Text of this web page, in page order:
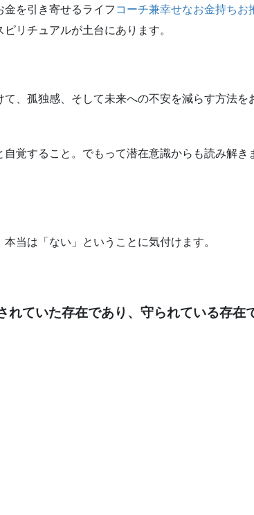
を引き寄せるライフコーチ兼幸せなお金持ちお
リチュアルが土台にあります。
、孤独感、そして未来への不安を減らす方法を
覚すること。でもって潜在意識からも読み解き
当は「ない」ということに気付けます。
ていた存在であり、守られている存在